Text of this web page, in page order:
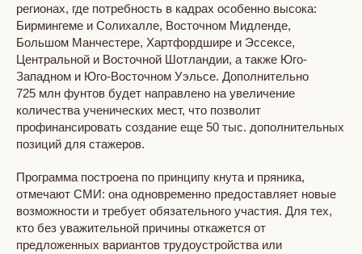
регионах, где потребность в кадрах особенно высока:
Бирмингеме и Солихалле, Восточном Мидленде,
Большом Манчестере, Хартфордшире и Эссексе,
Центральной и Восточной Шотландии, а также Юго-
Западном и Юго-Восточном Уэльсе. Дополнительно
725 млн фунтов будет направлено на увеличение
количества ученических мест, что позволит
профинансировать создание еще 50 тыс. дополнительных
позиций для стажеров.
Программа построена по принципу кнута и пряника,
отмечают СМИ: она одновременно предоставляет новые
возможности и требует обязательного участия. Для тех,
кто без уважительной причины откажется от
предложенных вариантов трудоустройства или